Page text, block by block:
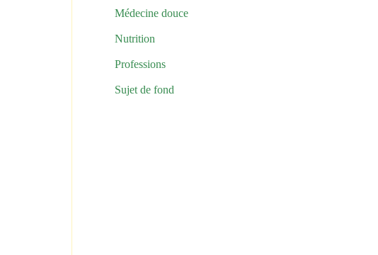
Médecine douce
Nutrition
Professions
Sujet de fond